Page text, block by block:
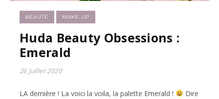
BEAUTÉ MAKE UP
Huda Beauty Obsessions :
Emerald
26 Juillet 2020
LA dernière ! La voici la voila, la palette Emerald !
Dire